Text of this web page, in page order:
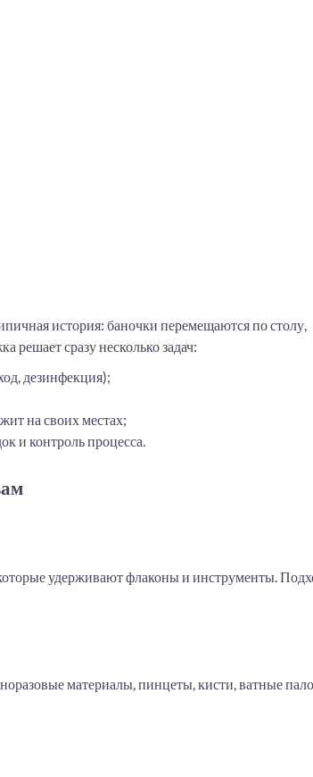
история: баночки перемещаются по столу,
решает сразу несколько задач:
дезинфекция);
на своих местах;
и контроль процесса.
удерживают флаконы и инструменты.
материалы, пинцеты, кисти, ватные